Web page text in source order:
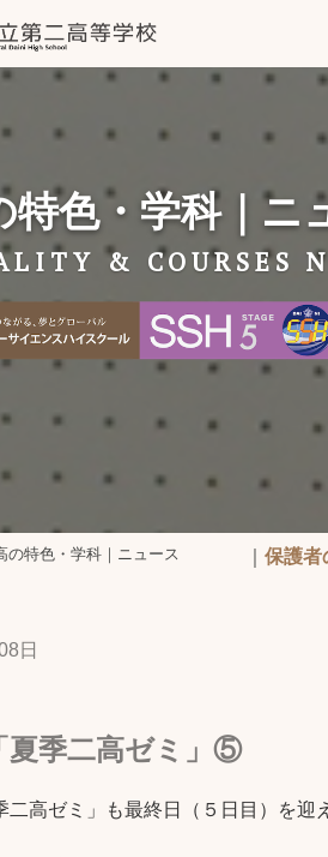
特色・学科｜ニ
& COURSES
の特色・学科｜ニュース 保護者
日
夏季二高ゼミ」⑤
二高ゼミ」も最終日（５日目）を迎